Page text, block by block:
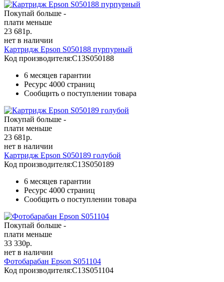
Покупай больше -
плати меньше
23 681р.
нет в наличии
Картридж Epson S050188 пурпурный
Код производителя:C13S050188
6 месяцев гарантии
Ресурс 4000 страниц
Сообщить о поступлении товара
Покупай больше -
плати меньше
23 681р.
нет в наличии
Картридж Epson S050189 голубой
Код производителя:C13S050189
6 месяцев гарантии
Ресурс 4000 страниц
Сообщить о поступлении товара
Покупай больше -
плати меньше
33 330р.
нет в наличии
Фотобарабан Epson S051104
Код производителя:C13S051104